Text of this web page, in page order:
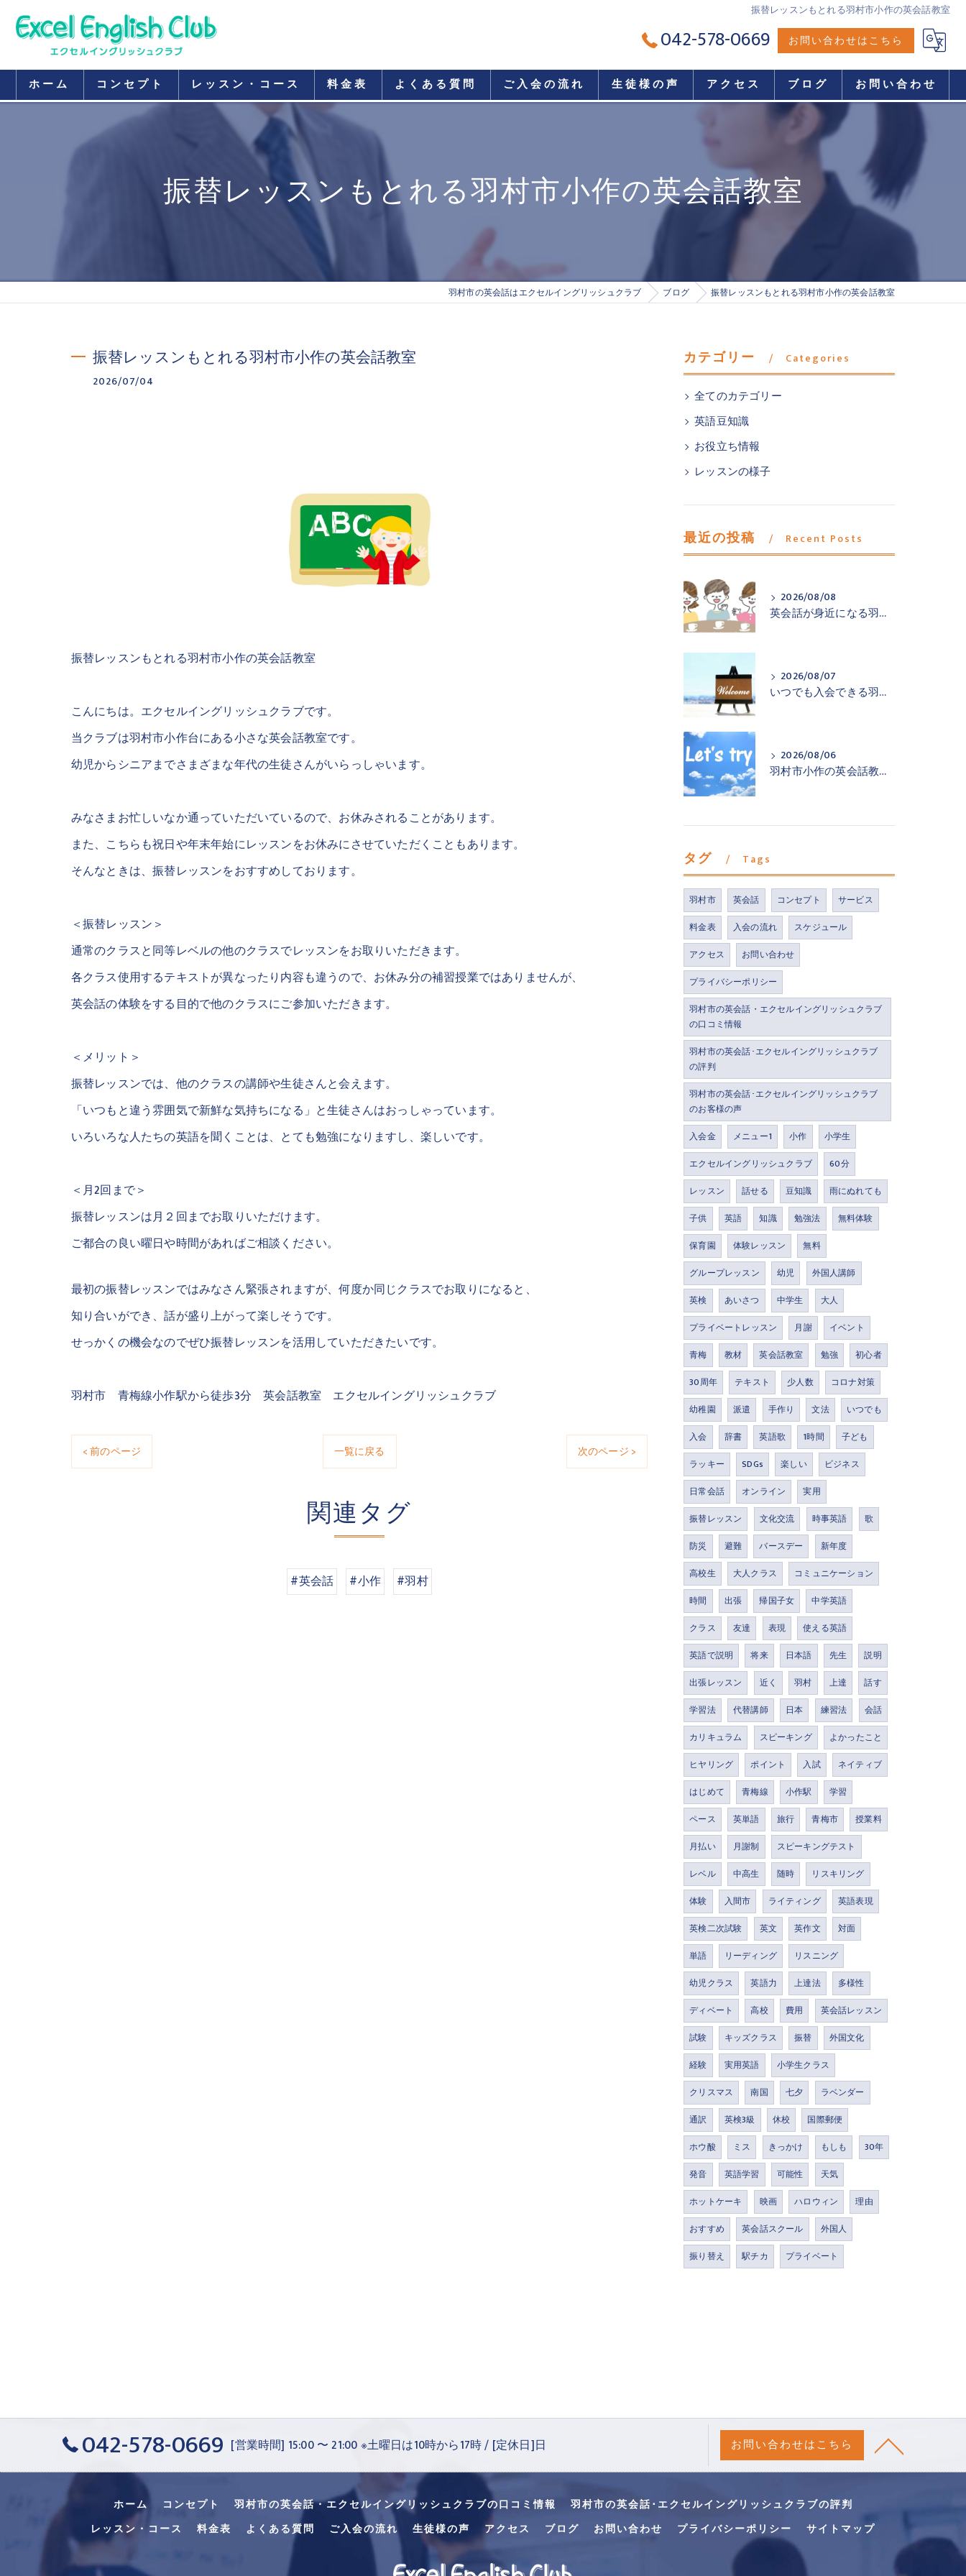
振替レッスンもとれる羽村市小作の英会話教室
042-578-0669 お問い合わせはこちら
ホーム コンセプト レッスン・コース 料金表 よくある質問 ご入会の流れ 生徒様の声 アクセス ブログ お問い合わせ
振替レッスンもとれる羽村市小作の英会話教室
羽村市の英会話はエクセルイングリッシュクラブ ブログ 振替レッスンもとれる羽村市小作の英会話教室
振替レッスンもとれる羽村市小作の英会話教室
2026/07/04
振替レッスンもとれる羽村市小作の英会話教室
こんにちは。エクセルイングリッシュクラブです。
当クラブは羽村市小作台にある小さな英会話教室です。
幼児からシニアまでさまざまな年代の生徒さんがいらっしゃいます。
みなさまお忙しいなか通っていただいているので、お休みされることがあります。
また、こちらも祝日や年末年始にレッスンをお休みにさせていただくこともあります。
そんなときは、振替レッスンをおすすめしております。
＜振替レッスン＞
通常のクラスと同等レベルの他のクラスでレッスンをお取りいただきます。
各クラス使用するテキストが異なったり内容も違うので、お休み分の補習授業ではありませんが、
英会話の体験をする目的で他のクラスにご参加いただきます。
＜メリット＞
振替レッスンでは、他のクラスの講師や生徒さんと会えます。
「いつもと違う雰囲気で新鮮な気持ちになる」と生徒さんはおっしゃっています。
いろいろな人たちの英語を聞くことは、とても勉強になりますし、楽しいです。
＜月2回まで＞
振替レッスンは月２回までお取りいただけます。
ご都合の良い曜日や時間があればご相談ください。
最初の振替レッスンではみなさん緊張されますが、何度か同じクラスでお取りになると、
知り合いができ、話が盛り上がって楽しそうです。
せっかくの機会なのでぜひ振替レッスンを活用していただきたいです。
羽村市 青梅線小作駅から徒歩3分 英会話教室 エクセルイングリッシュクラブ
< 前のページ 一覧に戻る 次のページ >
関連タグ
#英会話 #小作 #羽村
カテゴリー Categories
全てのカテゴリー
英語豆知識
お役立ち情報
レッスンの様子
最近の投稿 Recent Posts
2026/08/08
英会話が身近になる羽村市小作の英会話教室
2026/08/07
いつでも入会できる羽村市小作の英会話教室
2026/08/06
羽村市小作の英会話教室が一歩踏み出すお手伝い
タグ Tags
羽村市 英会話 コンセプト
サービス
料金表
入会の流れ
スケジュール
アクセス
お問い合わせ
プライバシーポリシー
羽村市の英会話・エクセルイングリッシュクラブ
の口コミ情報
羽村市の英会話･エクセルイングリッシュクラブ
の評判
羽村市の英会話･エクセルイングリッシュクラブ
のお客様の声
入会金
メニュー1 小作
小学生
エクセルイングリッシュクラブ
60分
レッスン
話せる 豆知識
雨にぬれても
子供
英語 知識 勉強法
無料体験
保育園
体験レッスン
無料
グループレッスン
幼児
外国人講師
英検
あいさつ 中学生
大人
プライベートレッスン
月謝
イベント
青梅
教材 英会話教室 勉強
初心者
30周年
テキスト 少人数
コロナ対策
幼稚園
派遣 手作り 文法
いつでも
入会
辞書 英語歌 1時間
子ども
ラッキー
SDGs 楽しい
ビジネス
日常会話
オンライン
実用
振替レッスン
文化交流 時事英語
歌
防災
避難 バースデー
新年度
高校生
大人クラス
コミュニケーション
時間
出張 帰国子女
中学英語
クラス
友達 表現
使える英語
英語で説明
将来 日本語 先生
説明
出張レッスン
近く 羽村 上達
話す
学習法
代替講師 日本 練習法
会話
カリキュラム
スピーキング
よかったこと
ヒヤリング
ポイント 入試
ネイティブ
はじめて
青梅線 小作駅
学習
ペース
英単語 旅行 青梅市
授業料
月払い
月謝制
スピーキングテスト
レベル
中高生 随時
リスキリング
体験
入間市 ライティング
英語表現
英検二次試験
英文 英作文
対面
単語
リーディング
リスニング
幼児クラス
英語力 上達法
多様性
ディベート
高校 費用
英会話レッスン
試験
キッズクラス 振替
外国文化
経験
実用英語
小学生クラス
クリスマス
南国 七夕
ラベンダー
通訳
英検3級 休校
国際郵便
ホウ酸
ミス きっかけ もしも
30年
発音
英語学習 可能性
天気
ホットケーキ
映画 ハロウィン
理由
おすすめ
英会話スクール
外国人
振り替え
駅チカ プライベート
042-578-0669 [営業時間] 15:00 〜 21:00 ※土曜日は10時から17時 / [定休日]日 お問い合わせはこちら
ホーム コンセプト 羽村市の英会話・エクセルイングリッシュクラブの口コミ情報
羽村市の英会話･エクセルイングリッシュクラブの評判
レッスン・コース
料金表 よくある質問 ご入会の流れ 生徒様の声 アクセス ブログ お問い合わせ プライバシーポリシー サイトマップ